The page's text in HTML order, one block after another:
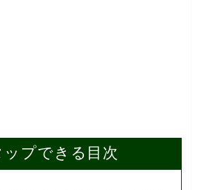
ップできる目次